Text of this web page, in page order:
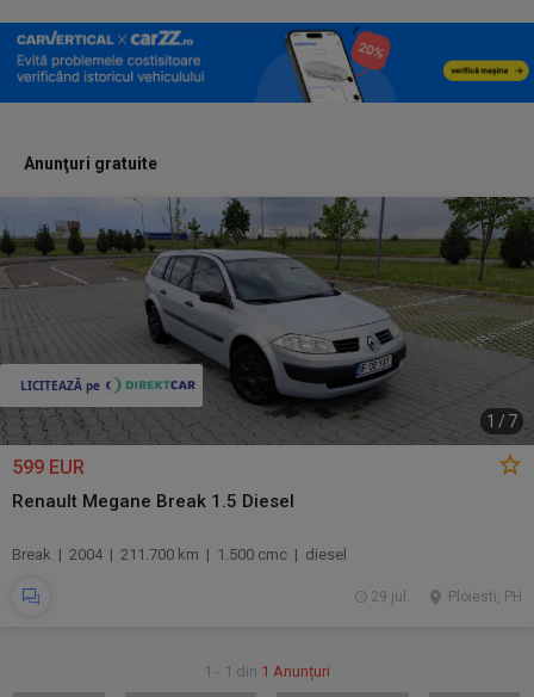
Anunţuri gratuite
1 / 7
599 EUR
Renault Megane Break 1.5 Diesel
Break | 2004 | 211.700 km | 1.500 cmc | diesel
Ploiesti, PH
29 jul.
1 - 1 din 1 Anunțuri